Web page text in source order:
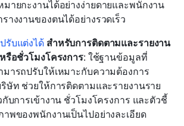
ายกะงานได้อย่างง่ายดายและพนักงาน
างงานของตนได้อย่างรวดเร็ว
รับแต่งได้ สำหรับการติดตามและรายงาน
รือชั่วโมงโครงการ: ใช้ฐานข้อมูลที่
ารถปรับให้เหมาะกับความต้องการ
ษัท ช่วยให้การติดตามและรายงานราย
กับการเข้างาน ชั่วโมงโครงการ และตัวชี้
พของพนักงานเป็นไปอย่างละเอียด